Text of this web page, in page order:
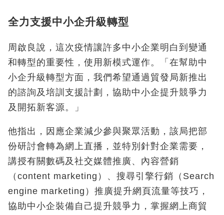
全力支援中小企升級轉型
周啟良說，這次疫情讓許多中小企業明白到變通
和轉型的重要性，使用新模式運作。「在幫助中
小企升級轉型方面，我們希望通過貿發局新推出
的諮詢及培訓支援計劃，協助中小企提升競爭力
及開拓新客源。」
他指出，因應企業減少參與聚眾活動，該局把部
份研討會轉為網上直播，並特別針對企業需要，
講授有關數碼及社交媒體推廣、內容營銷
（content marketing）、搜尋引擎行銷（Search
engine marketing）推廣提升網頁流量等技巧，
協助中小企裝備自己提升競爭力，掌握網上商貿